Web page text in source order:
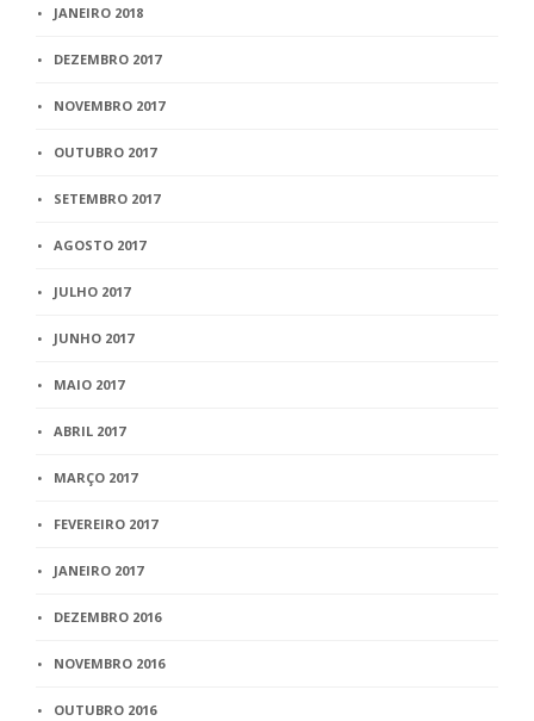
JANEIRO 2018
DEZEMBRO 2017
NOVEMBRO 2017
OUTUBRO 2017
SETEMBRO 2017
AGOSTO 2017
JULHO 2017
JUNHO 2017
MAIO 2017
ABRIL 2017
MARÇO 2017
FEVEREIRO 2017
JANEIRO 2017
DEZEMBRO 2016
NOVEMBRO 2016
OUTUBRO 2016